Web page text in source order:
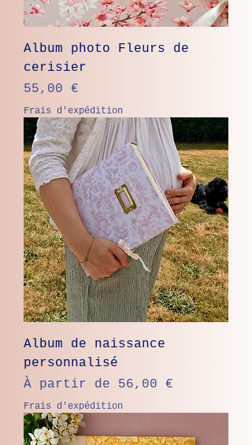
Album photo Fleurs de
cerisier
Prix
55,00 €
Frais d'expédition
Album de naissance
personnalisé
À partir de 56,00 €
Prix promotionnel
Frais d'expédition